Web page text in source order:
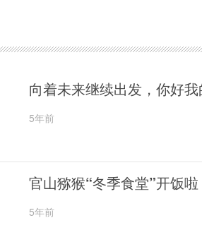
向着未来继续出发，你好我
5年前
官山猕猴“冬季食堂”开饭啦
5年前